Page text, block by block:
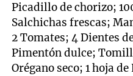
Picadillo de chorizo;
Salchichas frescas;
2 Tomates; 4 Dientes
Pimentón dulce;
Orégano seco; 1 hoja